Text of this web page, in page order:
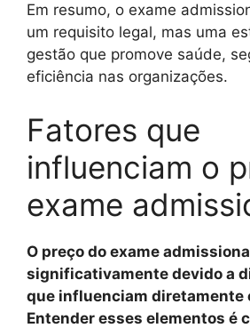
Em resumo, o exame
um requisito legal, mas uma
gestão que promove saúde,
eficiência nas organizações.
Fatores que
influenciam o
exame
O preço do exame
significativamente devido a
que influenciam diretamente
Entender esses elementos é